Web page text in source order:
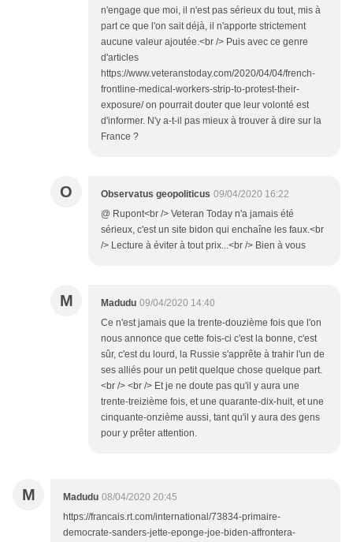
n'engage que moi, il n'est pas sérieux du tout, mis à
part ce que l'on sait déjà, il n'apporte strictement
aucune valeur ajoutée.<br /> Puis avec ce genre
d'articles
https://www.veteranstoday.com/2020/04/04/french-
frontline-medical-workers-strip-to-protest-their-
exposure/ on pourrait douter que leur volonté est
d'informer. N'y a-t-il pas mieux à trouver à dire sur la
France ?
O Observatus geopoliticus 09/04/2020 16:22
@ Rupont<br /> Veteran Today n'a jamais été
sérieux, c'est un site bidon qui enchaîne les faux.<br
/> Lecture à éviter à tout prix...<br /> Bien à vous
M Madudu 09/04/2020 14:40
Ce n'est jamais que la trente-douzième fois que l'on
nous annonce que cette fois-ci c'est la bonne, c'est
sûr, c'est du lourd, la Russie s'apprête à trahir l'un de
ses alliés pour un petit quelque chose quelque part.
<br /> <br /> Et je ne doute pas qu'il y aura une
trente-treizième fois, et une quarante-dix-huit, et une
cinquante-onzième aussi, tant qu'il y aura des gens
pour y prêter attention.
M Madudu 08/04/2020 20:45
https://francais.rt.com/international/73834-primaire-
democrate-sanders-jette-eponge-joe-biden-affrontera-